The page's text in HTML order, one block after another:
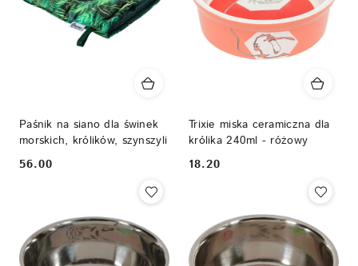
Paśnik na siano dla świnek
morskich, królików, szynszyli
Cena:
56.00
Trixie miska ceramiczna dla
królika 240ml - różowy
Cena:
18.20